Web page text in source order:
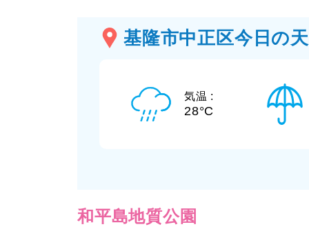
基隆市中正区今日の
気温 :
28°C
和平島地質公園